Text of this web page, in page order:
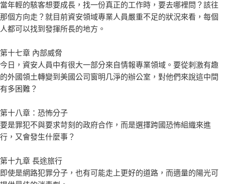
當年輕的駭客想要成長，找一份真正的工作時，要去哪裡問？該往
那個方向走？就目前資安領域專業人員嚴重不足的狀況來看，每個
人都可以找到發揮所長的地方。
第十七章 內部威脅
今日，資安人員中有很大一部分來自情報專業領域。要從刺激有趣
的外國領土轉變到美國公司窗明几淨的辦公室，對他們來說這中間
有多困難？
第十八章：恐怖分子
要是罪犯不與要求苛刻的政府合作，而是選擇跨國恐怖組織來進
行，又會發生什麼事？
第十九章 長途旅行
即使是網路犯罪分子，也有可能走上更好的道路，而適量的陽光可